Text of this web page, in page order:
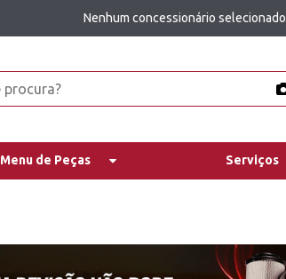
Nenhum concessionário selecionado
Menu de Peças Serviços